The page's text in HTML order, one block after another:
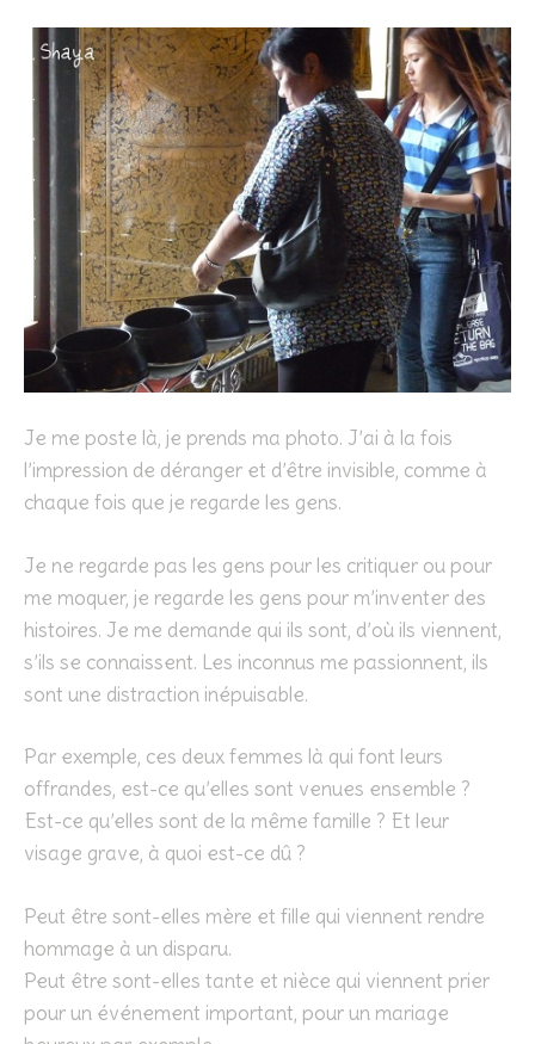
Je me poste là, je prends ma photo. J’ai à la fois
l’impression de déranger et d’être invisible, comme à
chaque fois que je regarde les gens.
Je ne regarde pas les gens pour les critiquer ou pour
me moquer, je regarde les gens pour m’inventer des
histoires. Je me demande qui ils sont, d’où ils viennent,
s’ils se connaissent. Les inconnus me passionnent, ils
sont une distraction inépuisable.
Par exemple, ces deux femmes là qui font leurs
offrandes, est-ce qu’elles sont venues ensemble ?
Est-ce qu’elles sont de la même famille ? Et leur
visage grave, à quoi est-ce dû ?
Peut être sont-elles mère et fille qui viennent rendre
hommage à un disparu.
Peut être sont-elles tante et nièce qui viennent prier
pour un événement important, pour un mariage